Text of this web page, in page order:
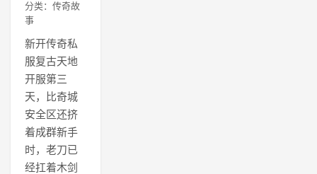
分类：传奇故
事
新开传奇私
服复古天地
开服第三
天，比奇城
安全区还挤
着成群新手
时，老刀已
经扛着木剑